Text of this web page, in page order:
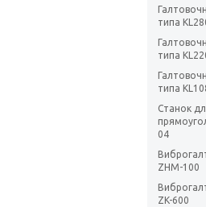
типа
типа
типа
Станок
04
ZHM-100
ZK-600